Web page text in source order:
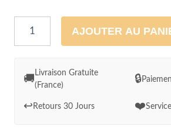
quantité
mural
AJOUTER AU
🚚
Livraison Gratuite
(France)
🔒
↩️ Retours 30 Jours ❤️